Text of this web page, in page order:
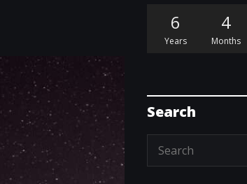
6
Years
4
Months
Search